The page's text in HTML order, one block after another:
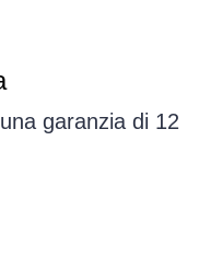
garanzia di 12